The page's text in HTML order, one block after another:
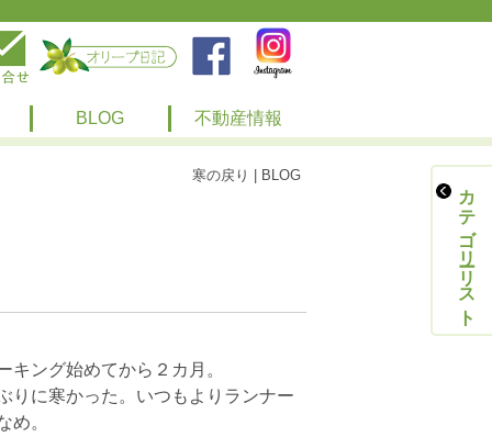
BLOG 不動産情報
寒の戻り | BLOG
キング始めてから２カ月。
りに寒かった。いつもよりランナー
め。
カテゴリーリスト